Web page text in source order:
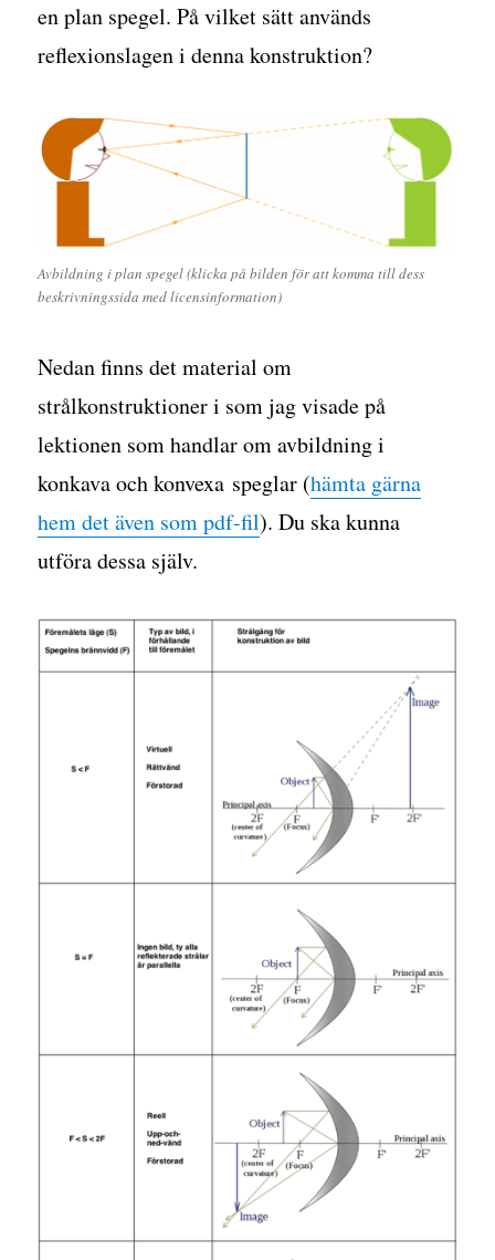
en plan spegel. På vilket sätt används
reflexionslagen i denna konstruktion?
Avbildning i plan spegel (klicka på bilden för att komma till dess
beskrivningssida med licensinformation)
Nedan finns det material om
strålkonstruktioner i som jag visade på
lektionen som handlar om avbildning i
konkava och konvexa speglar (hämta gärna
hem det även som pdf-fil). Du ska kunna
utföra dessa själv.